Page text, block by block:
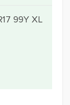
99Y XL